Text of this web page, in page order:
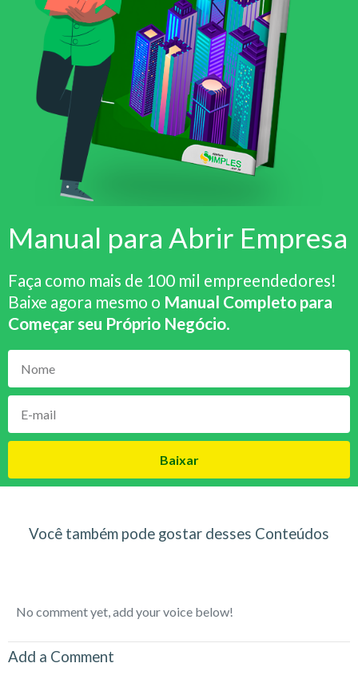
Manual para Abrir Empresa
Faça como mais de 100 mil empreendedores!
Baixe agora mesmo o Manual Completo para
Começar seu Próprio Negócio.
Baixar
Você também pode gostar desses Conteúdos
No comment yet, add your voice below!
Add a Comment